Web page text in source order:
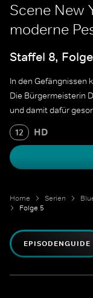
Scene New
moderne
Staffel 8,
In den Gefängnissen
Die Bürgermeisterin
und damit dafür
12 HD
Home Serien
Folge 5
EPISODENGUIDE